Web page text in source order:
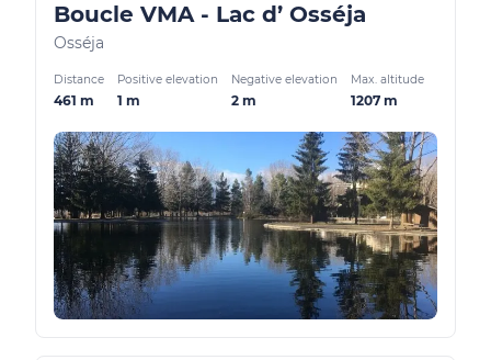
Boucle VMA - Lac d’ Osséja
Osséja
Distance
461 m
Positive elevation
1 m
Negative elevation
2 m
Max. altitude
1207 m